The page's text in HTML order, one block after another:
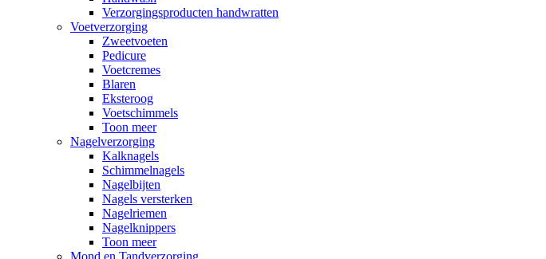
Verzorgingsproducten handwratten
Voetverzorging
Zweetvoeten
Pedicure
Voetcremes
Blaren
Eksteroog
Voetschimmels
Toon meer
Nagelverzorging
Kalknagels
Schimmelnagels
Nagelbijten
Nagels versterken
Nagelriemen
Nagelknippers
Toon meer
Mond en Tandverzorging